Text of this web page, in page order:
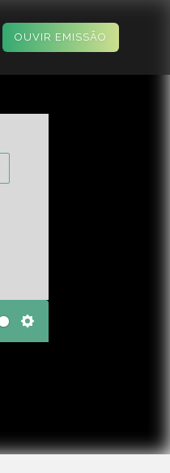
OUVIR EMISSÃO
Settings